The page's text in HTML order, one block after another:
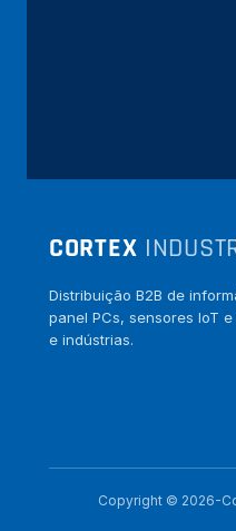
CORTEX
Distribuição B2B de
panel PCs, sensores IoT
e indústrias.
Copyright © 2026-